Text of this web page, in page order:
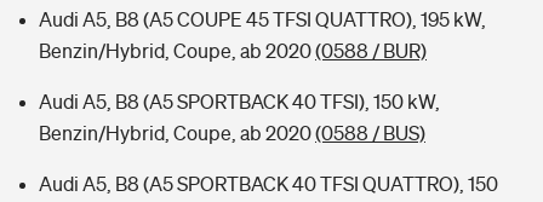
Audi A5, B8 (A5 COUPE 45 TFSI QUATTRO), 195 kW,
Benzin/Hybrid, Coupe, ab 2020(0588 / BUR)
Audi A5, B8 (A5 SPORTBACK 40 TFSI), 150 kW,
Benzin/Hybrid, Coupe, ab 2020(0588 / BUS)
Audi A5, B8 (A5 SPORTBACK 40 TFSI QUATTRO), 150